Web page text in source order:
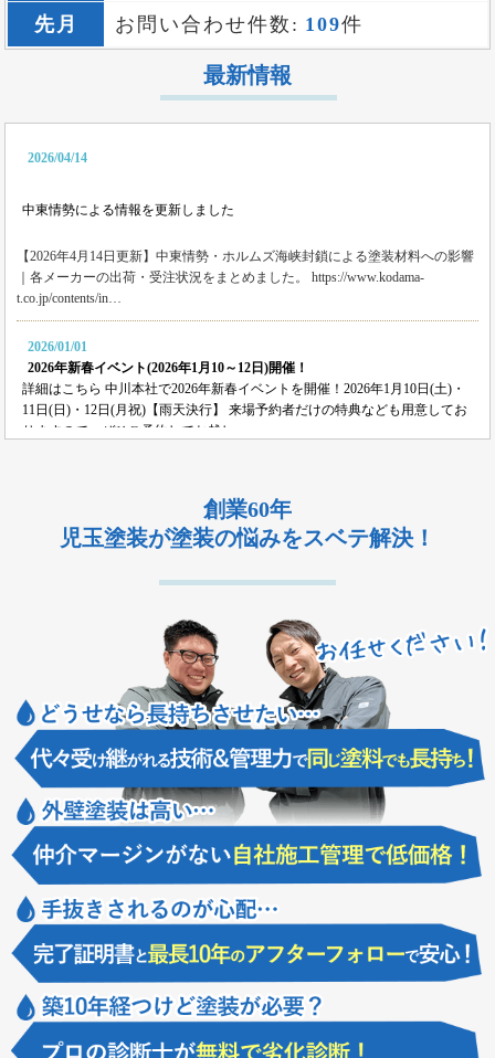
名古屋市中区のお客様より、雨漏り修繕工事の御見積依頼を頂きました！
2026/08/02
三重県いなべ市のお客様より、外壁その他塗装・雨樋リペア工事の御見積依
名古屋市名東区のお客様より、雨漏り補修工事の御見積依頼を頂きました！
2026/08/01
た！
2026/08/01
2026/08/01
名古屋市名東区のお客様より、換気ファン交換工事の御見積依頼を頂きまし
た！
2026/08/01
2026/08/01
名古屋市天白区のお客様より、屋根外壁その他塗装、ベランダ防水工事の御
名古屋市東区のお客様より、原状回復工事の御見積依頼を頂きました！
名古屋市緑区のお客様より、屋根葺き替え工事の御見積依頼を頂きました！
2026/07/31
三重県桑名市のお客様より、外壁その他塗装工事の御見積依頼を頂きまし
た！
2026/07/31
名古屋市守山区のお客様より、屋根塗装工事の御見積依頼を頂きました！
2026/07/29
愛知県知多市のお客様より、外壁塗装・ベランダ防水工事の御見積依頼を頂
きました！
2026/07/29
名古屋市中川区のお客様より、外壁その他塗装工事の御見積依頼を頂きまし
た！
先月 お問い合わせ件数: 109件
最新情報
2026/04/14
中東情勢による情報を更新しました
【2026年4月14日更新】中東情勢・ホルムズ海峡封鎖による塗装材料への影響
｜各メーカーの出荷・受注状況をまとめました。 https://www.kodama-
t.co.jp/contents/in…
2026/01/01
2026年新春イベント(2026年1月10～12日)開催！
詳細はこちら 中川本社で2026年新春イベントを開催！2026年1月10日(土)・
11日(日)・12日(月祝)【雨天決行】 来場予約者だけの特典なども用意してお
りますので、ぜひご予約してお越し…
2025-26年 年末年始の営業について
平素は格別のご愛顧を賜り、誠にありがとうございます。 年末年始の休業
につきまして、下記のとおりご案内申し上げます。 休業期間：12月28日
9月13,14日開催 四日市店グランドオープン7周年記念祭
詳細はコチラ https://www.kodama-t.co.jp/event/e41987/ 四日市支店でグランド
オープン7周年記念祭を開催決定！ 来場予約者だけの特典なども用意してお
りま…
2025/08/23
9月7,8,9日開催 緑支店グランドオープン7周年記念祭
詳細はコチラ https://www.kodama-t.co.jp/event/e41698/ 緑支店でグランドオー
プン7周年記念祭を開催決定！ 来場予約者だけの特典なども用意しておりま
すの…
2025/08/12
2025年夏季休暇期間の営業について
平素は格別のご愛顧を賜り、厚く御礼申し上げます。 夏季休暇について以
下のとおりご案内申し上げます。 休業期間：8月13日(水)～8月16日(土) 営業
開始：8月17日(日)より 誠に勝…
2025/07/02
臨時休業のお知らせ
創業60年
児玉塗装が塗装の悩みをスベテ解決！